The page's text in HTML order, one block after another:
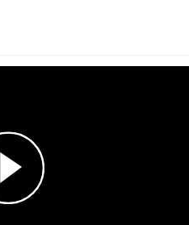
Esita